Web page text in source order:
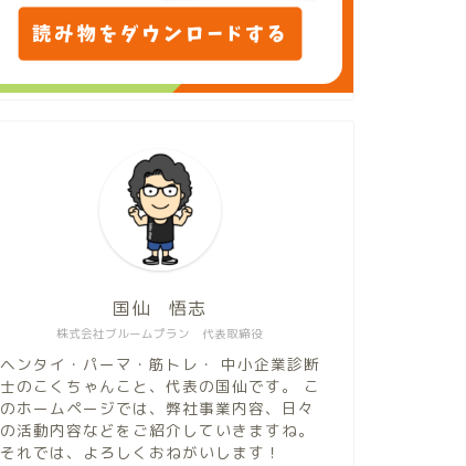
株式会社ブルームプラン 代表取締役
国仙 悟志
ヘンタイ・パーマ・筋トレ・ 中小企業診断
士のこくちゃんこと、代表の国仙です。 こ
のホームページでは、弊社事業内容、日々
の活動内容などをご紹介していきますね。
それでは、よろしくおねがいします！